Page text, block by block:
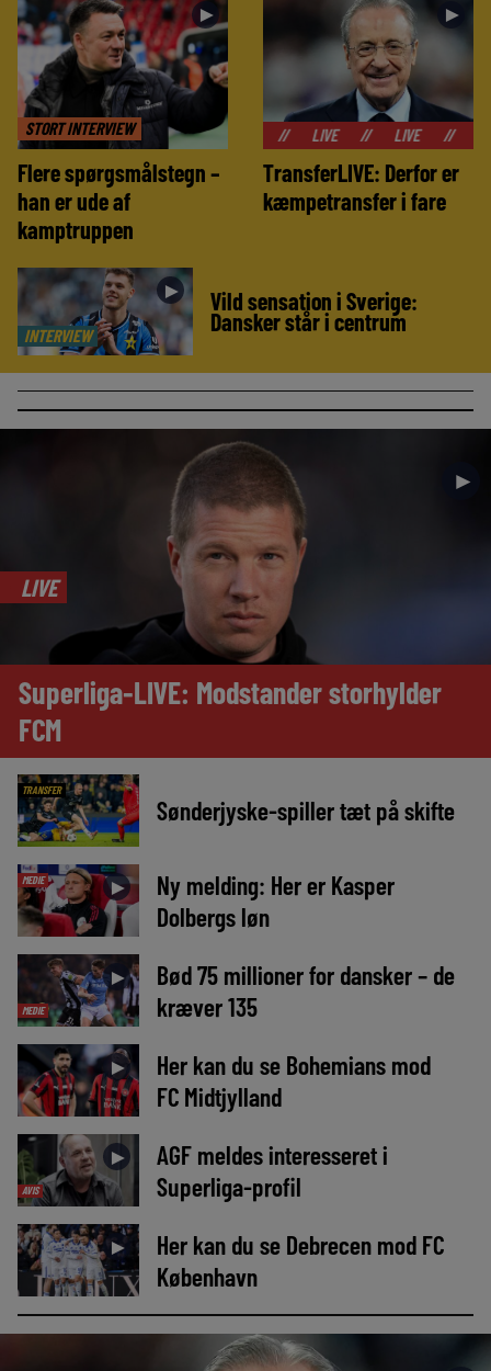
STORT INTERVIEW
►
Flere spørgsmålstegn –
han er ude af
kamptruppen
►
// LIVE LIVE
TransferLIVE: Derfor er
kæmpetransfer i fare
INTERVIEW
► Vild sensation i Sverige:
Dansker står i centrum
►
LIVE
Superliga-LIVE: Modstander storhylder
FCM
TRANSFER
Sønderjyske-spiller tæt på skifte
MEDIE ►
Ny melding: Her er Kasper
Dolbergs løn
MEDIE
►
Bød 75 millioner for dansker – de
kræver 135
►
Her kan du se Bohemians mod
FC Midtjylland
AVIS
►
AGF meldes interesseret i
Superliga-profil
►
Her kan du se Debrecen mod FC
København